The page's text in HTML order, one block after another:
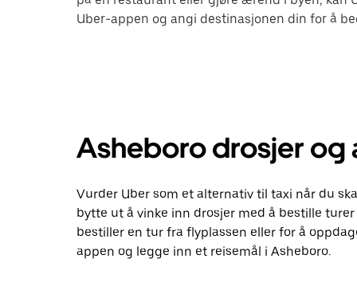
Uber-appen og angi destinasjonen din for å
Asheboro drosjer og
Vurder Uber som et alternativ til taxi når du
bytte ut å vinke inn drosjer med å bestille
bestiller en tur fra flyplassen eller for å
appen og legge inn et reisemål i Asheboro.